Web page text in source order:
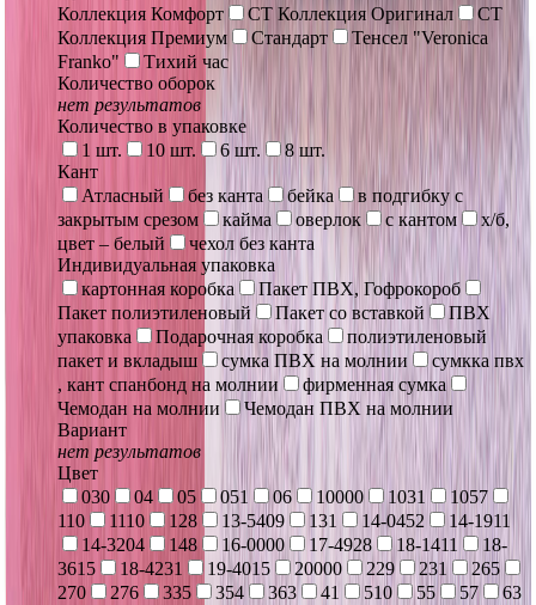
Коллекция Комфорт
СТ Коллекция Оригинал
СТ
Коллекция Премиум
Стандарт
Тенсел "Veronica
Franko"
Тихий час
Количество оборок
нет результатов
Количество в упаковке
1 шт.
10 шт. 6 шт.
8 шт.
Кант
Атласный
без канта бейка
в подгибку с
закрытым срезом
кайма оверлок с кантом
х/б,
цвет – белый
чехол без канта
Индивидуальная упаковка
картонная коробка
Пакет ПВХ, Гофрокороб
Пакет полиэтиленовый
Пакет со вставкой
ПВХ
упаковка
Подарочная коробка
полиэтиленовый
пакет и вкладыш
сумка ПВХ на молнии
сумкка пвх
, кант спанбонд на молнии
фирменная сумка
Чемодан на молнии
Чемодан ПВХ на молнии
Вариант
нет результатов
Цвет
030
04 05 051 06 10000 1031
1057
110
1110 128 13-5409 131 14-0452
14-1911
14-3204
148 16-0000 17-4928 18-1411
18-
3615
18-4231 19-4015 20000 229 231
265
270
276 335 354 363 41 510 55 57
63